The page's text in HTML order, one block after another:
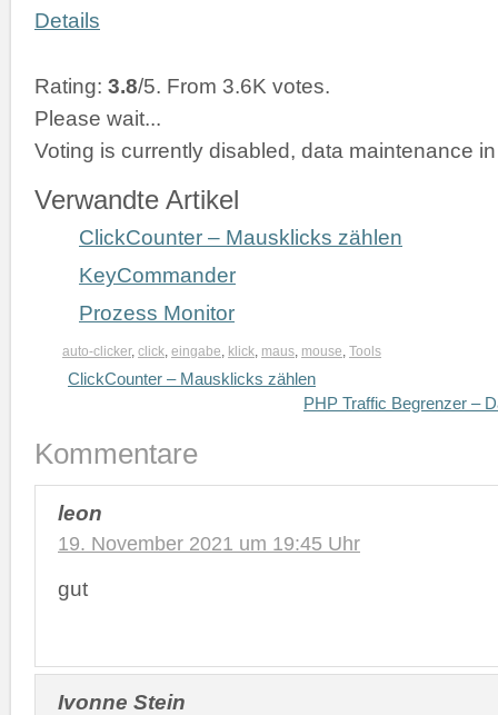
Details
Rating: 3.8/5. From 3.6K votes.
Please wait...
Voting is currently disabled, data maintenance
Verwandte Artikel
ClickCounter – Mausklicks zählen
KeyCommander
Prozess Monitor
auto-clicker, click, eingabe, klick, maus, mouse, Tools
ClickCounter – Mausklicks zählen
PHP Traffic Begrenzer –
Kommentare
leon
19. November 2021 um 19:45 Uhr
gut
Ivonne Stein